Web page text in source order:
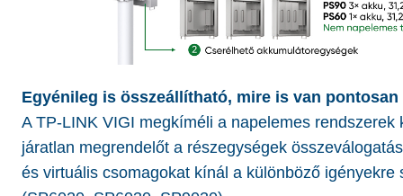
Egyénileg is összeállítható, mire is van pontosan
A TP-LINK VIGI megkíméli a napelemes rendszerek
járatlan megrendelőt a részegységek
és virtuális csomagokat kínál a különböző igényekre